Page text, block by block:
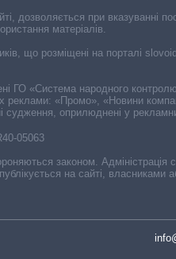
05063
законом. Адміністрація
на сайті, власниками
дозволяється при
матеріалів.
що розміщені на порталі
ГО «Система народного
реклами: «Промо», «Новини
судження, оприлюднені у